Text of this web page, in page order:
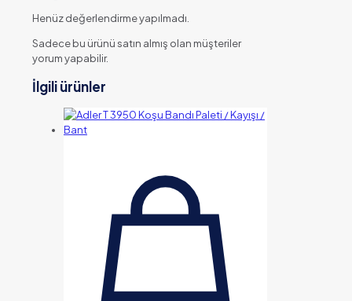
Henüz değerlendirme yapılmadı.
Sadece bu ürünü satın almış olan müşteriler
yorum yapabilir.
İlgili ürünler